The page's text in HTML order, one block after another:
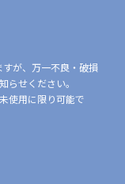
が、万一不良・破損
らせください。
使用に限り可能で